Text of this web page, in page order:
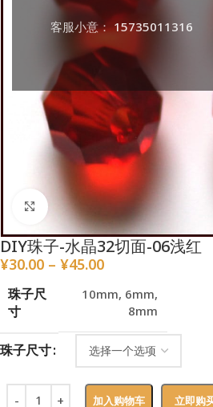
客服小意： 15735011316
点击放大
DIY珠子-水晶32切面-06浅红
¥30.00 – ¥45.00
珠子尺
寸
10mm, 6mm,
8mm
珠子尺寸
加入购物车 立即购